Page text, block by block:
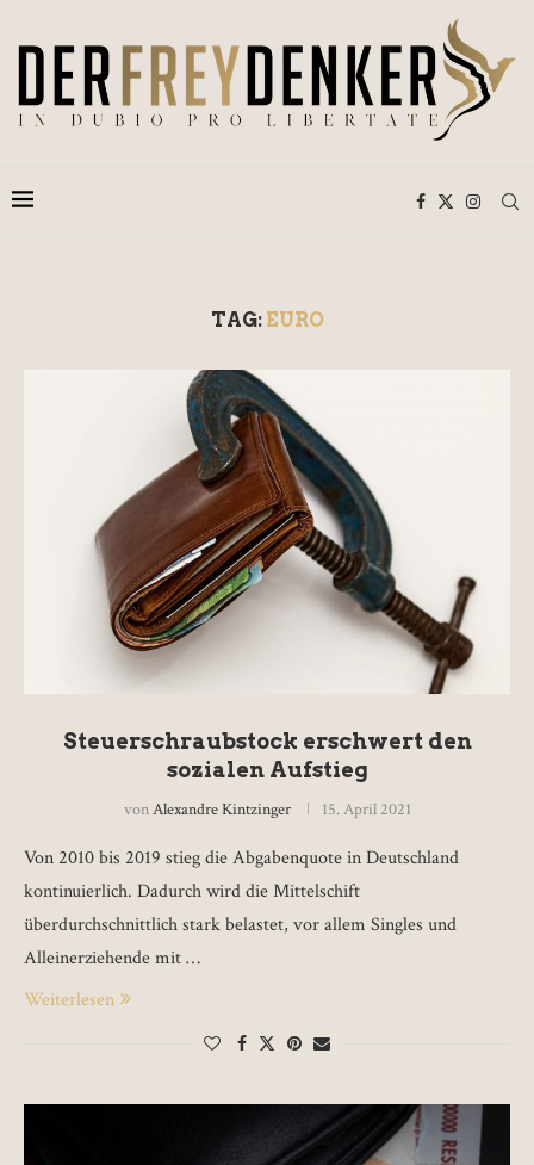
TAG: EURO
Steuerschraubstock erschwert den
sozialen Aufstieg
vonAlexandre Kintzinger 15. April 2021
Von 2010 bis 2019 stieg die Abgabenquote in Deutschland
kontinuierlich. Dadurch wird die Mittelschift
überdurchschnittlich stark belastet, vor allem Singles und
Alleinerziehende mit …
Weiterlesen